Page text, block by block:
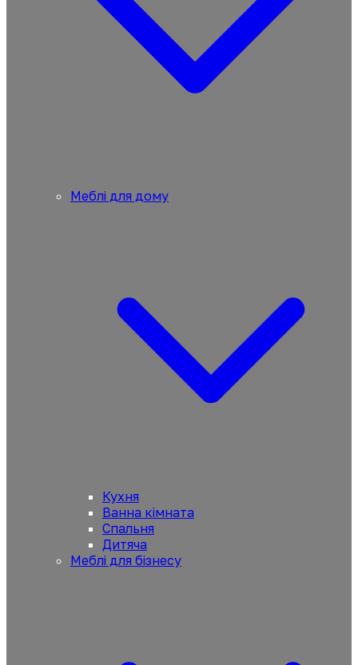
Меблі для дому
Кухня
Ванна кімната
Спальня
Дитяча
Меблі для бізнесу